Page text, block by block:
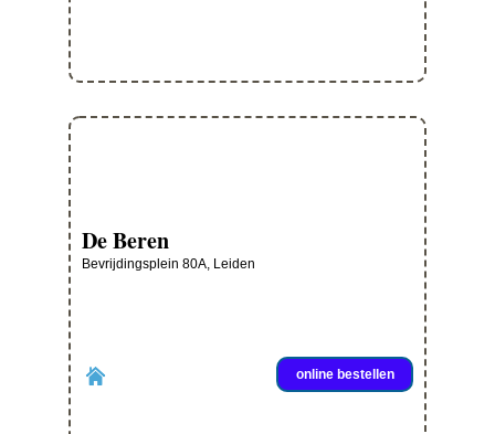
De Beren
Bevrijdingsplein 80A, Leiden
online bestellen